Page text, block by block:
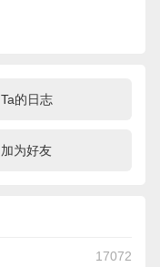
Ta的日志
加为好友
17072